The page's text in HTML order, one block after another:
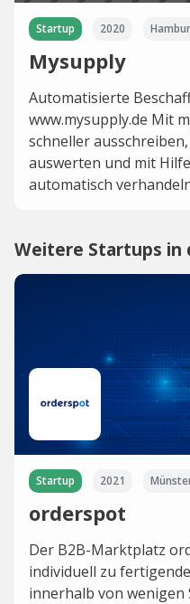
Startup 2020
Mysupply
Automatisierte
www.mysupply.de Mit
schneller
auswerten und mit
automatisch
Weitere Startups in
Startup 2021
orderspot
Der B2B-Marktplatz
individuell zu
innerhalb von wenigen